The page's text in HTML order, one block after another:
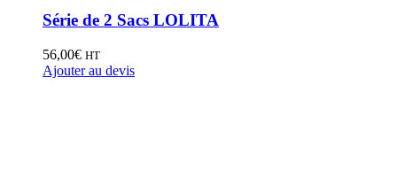
Série de 2 Sacs LOLITA
56,00€ HT
Ajouter au devis